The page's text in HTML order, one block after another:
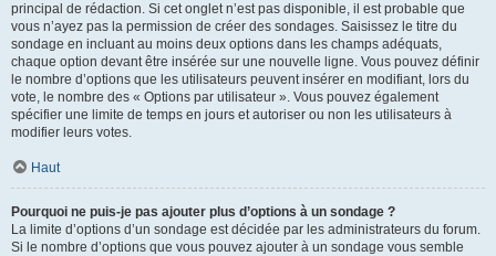
principal de rédaction. Si cet onglet n’est pas disponible, il est probable que
vous n’ayez pas la permission de créer des sondages. Saisissez le titre du
sondage en incluant au moins deux options dans les champs adéquats,
chaque option devant être insérée sur une nouvelle ligne. Vous pouvez définir
le nombre d’options que les utilisateurs peuvent insérer en modifiant, lors du
vote, le nombre des « Options par utilisateur ». Vous pouvez également
spécifier une limite de temps en jours et autoriser ou non les utilisateurs à
modifier leurs votes.
Haut
Pourquoi ne puis-je pas ajouter plus d’options à un sondage ?
La limite d’options d’un sondage est décidée par les administrateurs du forum.
Si le nombre d’options que vous pouvez ajouter à un sondage vous semble